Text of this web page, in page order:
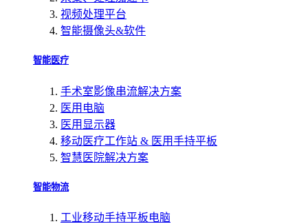
视频处理平台
智能摄像头&软件
智能医疗
手术室影像串流解决方案
医用电脑
医用显示器
移动医疗工作站 & 医用手持平板
智慧医院解决方案
智能物流
工业移动手持平板电脑